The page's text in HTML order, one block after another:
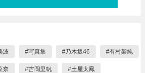
波 #写真集 #乃木坂46 #有村架純
奈 #吉岡里帆 #土屋太鳳